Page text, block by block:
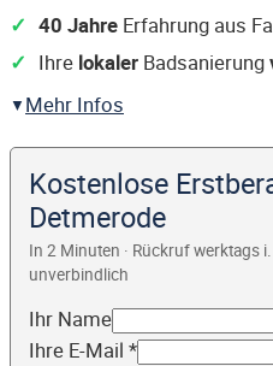
40 Jahre Erfahrung aus
Ihre lokaler Badsanierung
Mehr Infos
Kostenlose
Detmerode
In 2 Minuten · Rückruf werktags
unverbindlich
Ihr Name
Ihre E-Mail *